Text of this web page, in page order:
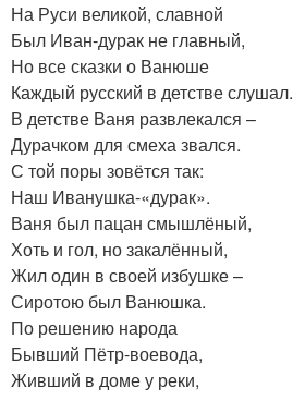
На Руси великой, славной
Был Иван-дурак не главный,
Но все сказки о Ванюше
Каждый русский в детстве слушал.
В детстве Ваня развлекался –
Дурачком для смеха звался.
С той поры зовётся так:
Наш Иванушка-«дурак».
Ваня был пацан смышлёный,
Хоть и гол, но закалённый,
Жил один в своей избушке –
Сиротою был Ванюшка.
По решению народа
Бывший Пётр-воевода,
Живший в доме у реки,